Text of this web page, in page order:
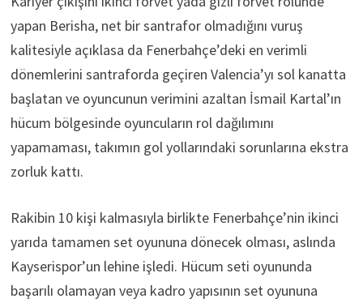
yapan Berisha, net bir santrafor olmadığını vuruş
kalitesiyle açıklasa da Fenerbahçe’deki en verimli
dönemlerini santraforda geçiren Valencia’yı sol kanatta
başlatan ve oyuncunun verimini azaltan İsmail Kartal’ın
hücum bölgesinde oyuncuların rol dağılımını
yapamaması, takımın gol yollarındaki sorunlarına ekstra
zorluk kattı.
Rakibin 10 kişi kalmasıyla birlikte Fenerbahçe’nin ikinci
yarıda tamamen set oyununa dönecek olması, aslında
Kayserispor’un lehine işledi. Hücum seti oyununda
başarılı olamayan veya kadro yapısının set oyununa